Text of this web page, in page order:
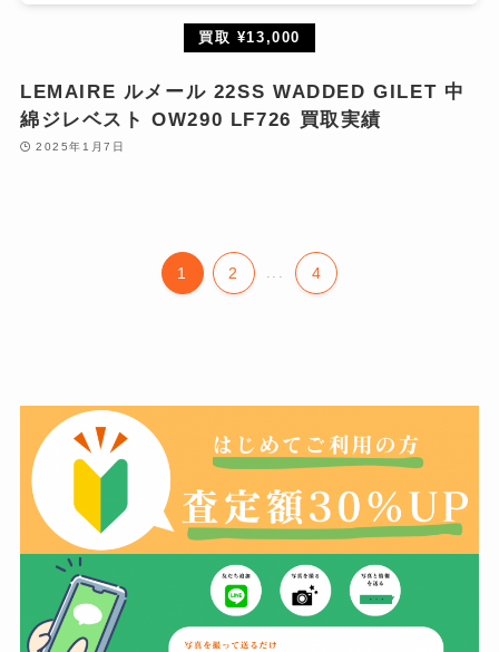
買取 ¥13,000
LEMAIRE ルメール 22SS WADDED GILET 中
綿ジレベスト OW290 LF726 買取実績
2025年1月7日
1 2 4